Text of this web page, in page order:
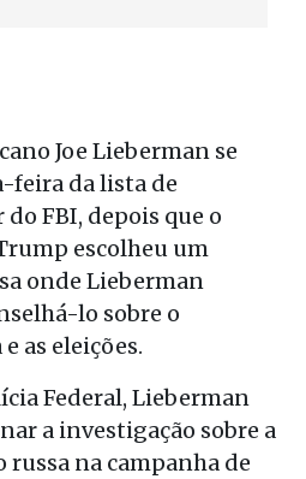
Joe Lieberman se
da lista de
FBI, depois que o
escolheu um
onde Lieberman
lo sobre o
as eleições.
Federal, Lieberman
a investigação sobre a
na campanha de